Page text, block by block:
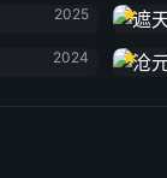
2025
2024
沧元图